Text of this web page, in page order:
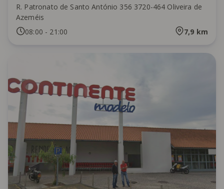
R. Patronato de Santo António 356 3720-464 Oliveira de
Azeméis
08:00 - 21:00 7,9 km